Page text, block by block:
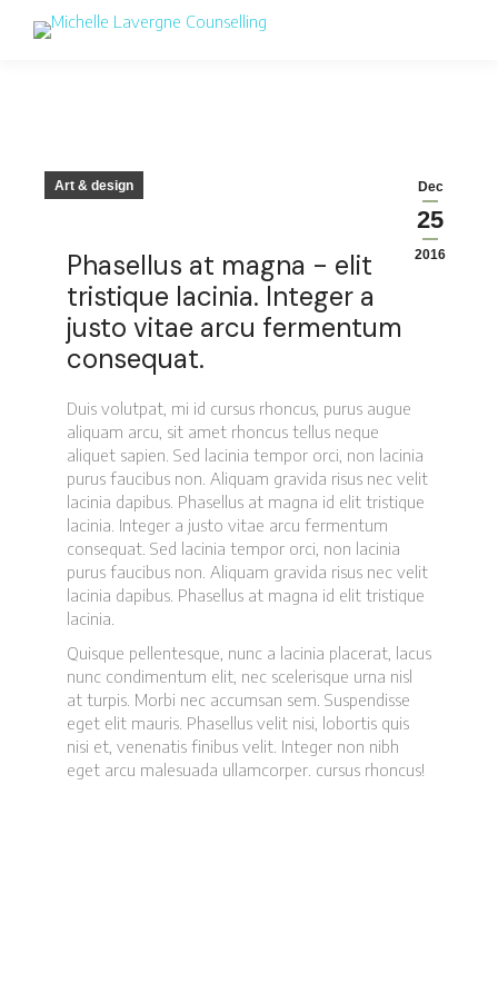
Dec
25
2016
Art & design
Phasellus at magna - elit
tristique lacinia. Integer a
justo vitae arcu fermentum
consequat.
Duis volutpat, mi id cursus rhoncus, purus augue
aliquam arcu, sit amet rhoncus tellus neque
aliquet sapien. Sed lacinia tempor orci, non lacinia
purus faucibus non. Aliquam gravida risus nec velit
lacinia dapibus. Phasellus at magna id elit tristique
lacinia. Integer a justo vitae arcu fermentum
consequat. Sed lacinia tempor orci, non lacinia
purus faucibus non. Aliquam gravida risus nec velit
lacinia dapibus. Phasellus at magna id elit tristique
lacinia.
Quisque pellentesque, nunc a lacinia placerat, lacus
nunc condimentum elit, nec scelerisque urna nisl
at turpis. Morbi nec accumsan sem. Suspendisse
eget elit mauris. Phasellus velit nisi, lobortis quis
nisi et, venenatis finibus velit. Integer non nibh
eget arcu malesuada ullamcorper. cursus rhoncus!